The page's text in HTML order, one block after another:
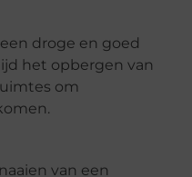
droge en goed
het opbergen van
om
van een